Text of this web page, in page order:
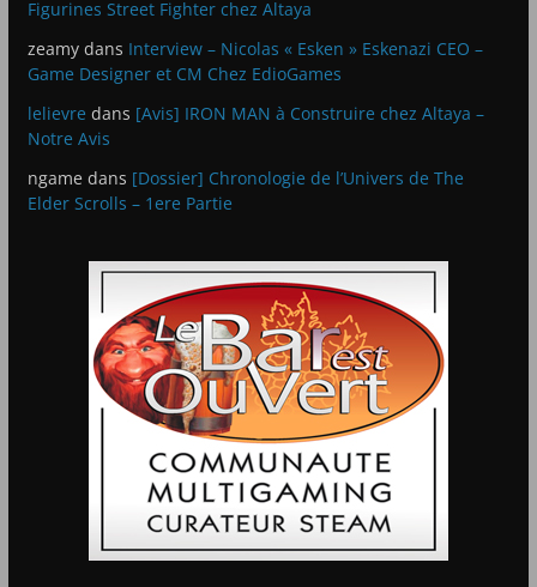
Figurines Street Fighter chez Altaya
zeamydans Interview – Nicolas « Esken » Eskenazi CEO –
Game Designer et CM Chez EdioGames
lelievre dans [Avis] IRON MAN à Construire chez Altaya –
Notre Avis
ngame dans [Dossier] Chronologie de l’Univers de The
Elder Scrolls – 1ere Partie